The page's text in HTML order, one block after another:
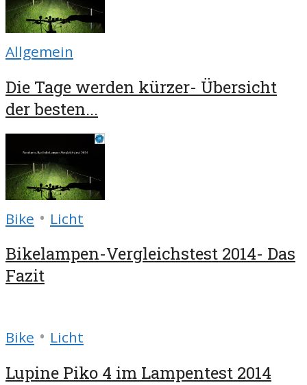
Allgemein
Die Tage werden kürzer- Übersicht
der besten...
Bike • Licht
Bikelampen-Vergleichstest 2014- Das
Fazit
Bike • Licht
Lupine Piko 4 im Lampentest 2014